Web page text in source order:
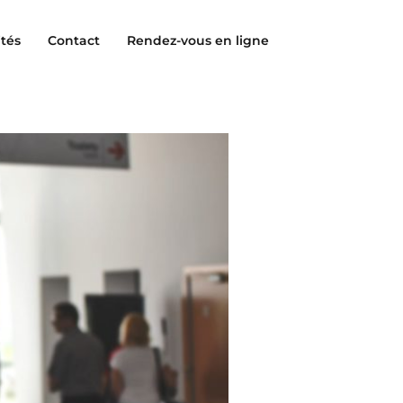
Contact Rendez-vous en ligne